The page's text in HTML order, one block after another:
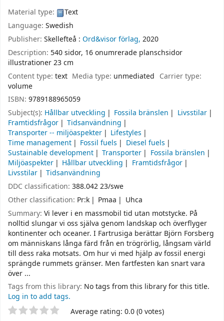
Material type:
Text
Language: Swedish
Publisher: Skellefteå : Ord&visor förlag, 2020
Description: 540 sidor, 16 onumrerade planschsidor
illustrationer 23 cm
Content type: text Media type: unmediated Carrier type:
volume
ISBN: 9789188965059
Subject(s): Hållbar utveckling Fossila bränslen
Livsstilar
Framtidsfrågor
Tidsanvändning
Transporter -- miljöaspekter
Lifestyles
Time management
Fossil fuels
Diesel fuels
Sustainable development
Transporter
Fossila bränslen
Miljöaspekter
Hållbar utveckling
Framtidsfrågor
Livsstilar
Tidsanvändning
DDC classification: 388.042 23/swe
Other classification: Pr:k Pmaa
Uhca
Summary: Vi lever i en massmobil tid utan motstycke. På
nolltid slungar vi oss själva genom landskap och överflyger
kontinenter och oceaner. I Fartrusiga berättar Björn Forsberg
om männi­skans långa färd från en trögrörlig, långsam värld
till dess raka motsats. Om hur vi med hjälp av fossil energi
sprängde rummets gränser. Men fartfesten kan snart vara
över ...
Tags from this library: No tags from this library for this title.
Log in to add tags.
Star ratings Average rating: 0.0 (0 votes)